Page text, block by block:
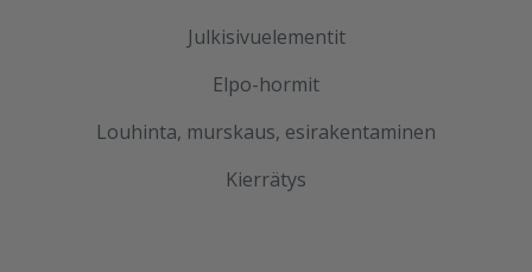
Julkisivuelementit
Elpo-hormit
Louhinta, murskaus, esirakentaminen
Kierrätys